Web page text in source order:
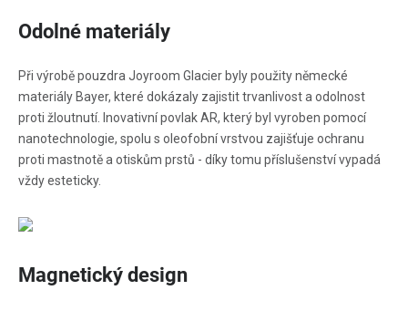
Odolné materiály
Při výrobě pouzdra Joyroom Glacier byly použity německé
materiály Bayer, které dokázaly zajistit trvanlivost a odolnost
proti žloutnutí. Inovativní povlak AR, který byl vyroben pomocí
nanotechnologie, spolu s oleofobní vrstvou zajišťuje ochranu
proti mastnotě a otiskům prstů - díky tomu příslušenství vypadá
vždy esteticky.
Magnetický design